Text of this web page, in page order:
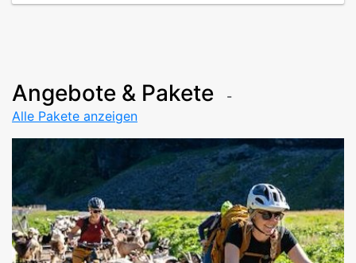
Angebote & Pakete
Alle Pakete anzeigen